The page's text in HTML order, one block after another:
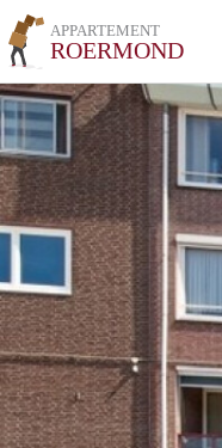
APPARTEMENT
ROERMOND